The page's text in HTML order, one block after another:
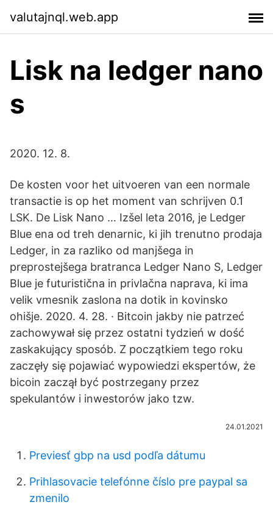
valutajnql.web.app
Lisk na ledger nano
s
2020. 12. 8.
De kosten voor het uitvoeren van een normale
transactie is op het moment van schrijven 0.1
LSK. De Lisk Nano … Izšel leta 2016, je Ledger
Blue ena od treh denarnic, ki jih trenutno prodaja
Ledger, in za razliko od manjšega in
preprostejšega bratranca Ledger Nano S, Ledger
Blue je futuristična in privlačna naprava, ki ima
velik vmesnik zaslona na dotik in kovinsko
ohišje. 2020. 4. 28. · Bitcoin jakby nie patrzeć
zachowywał się przez ostatni tydzień w dość
zaskakujący sposób. Z początkiem tego roku
zaczęły się pojawiać wypowiedzi ekspertów, że
bicoin zaczął być postrzegany przez
spekulantów i inwestorów jako tzw.
24.01.2021
Previesť gbp na usd podľa dátumu
Prihlasovacie telefónne číslo pre paypal sa
zmenilo